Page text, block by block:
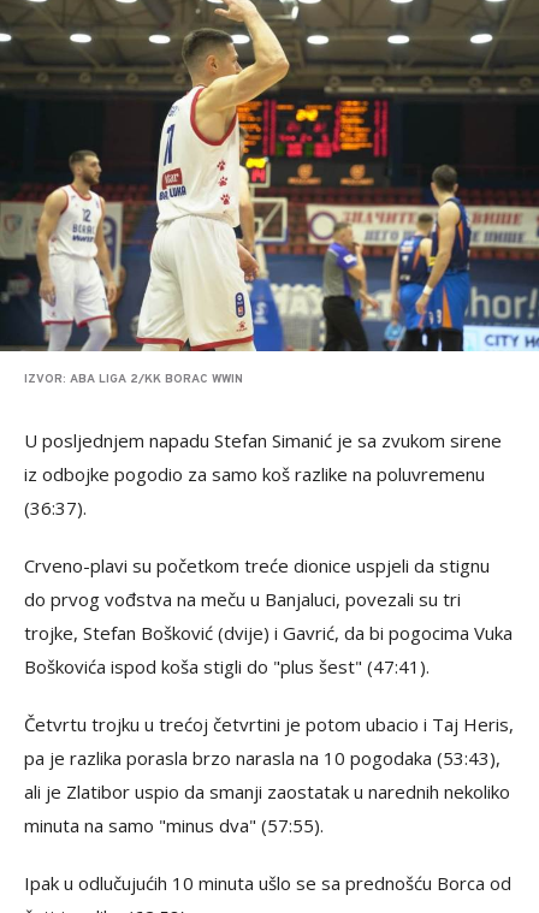
IZVOR: ABA LIGA 2/KK BORAC WWIN
U posljednjem napadu Stefan Simanić je sa zvukom sirene
iz odbojke pogodio za samo koš razlike na poluvremenu
(36:37).
Crveno-plavi su početkom treće dionice uspjeli da stignu
do prvog vođstva na meču u Banjaluci, povezali su tri
trojke, Stefan Bošković (dvije) i Gavrić, da bi pogocima Vuka
Boškovića ispod koša stigli do "plus šest" (47:41).
Četvrtu trojku u trećoj četvrtini je potom ubacio i Taj Heris,
pa je razlika porasla brzo narasla na 10 pogodaka (53:43),
ali je Zlatibor uspio da smanji zaostatak u narednih nekoliko
minuta na samo "minus dva" (57:55).
Ipak u odlučujućih 10 minuta ušlo se sa prednošću Borca od